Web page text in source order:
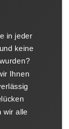
in jeder
keine
Ihnen
wir alle